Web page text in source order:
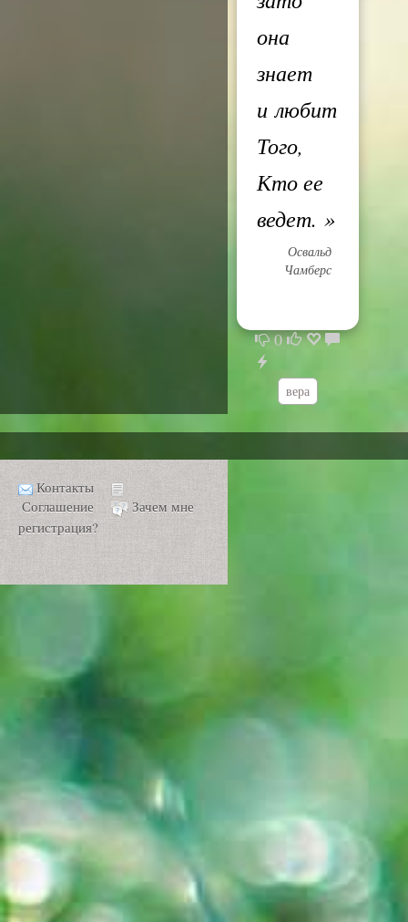
она
знает
и любит
Того,
Кто ее
ведет. »
Освальд
Чамберс
0
вера
Контакты
Соглашение
Зачем мне
регистрация?